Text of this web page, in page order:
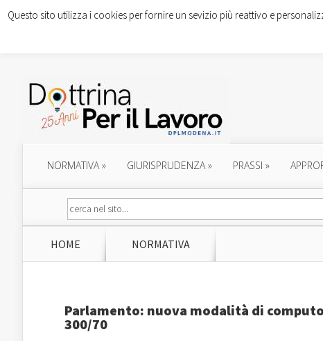
NORMATIVA» GIURISPRUDENZA» PRASSI »
HOME NORMATIVA
Parlamento: nuova modalità di
300/70
Questo sito utilizza i cookies per fornire un sevizio più reattivo e